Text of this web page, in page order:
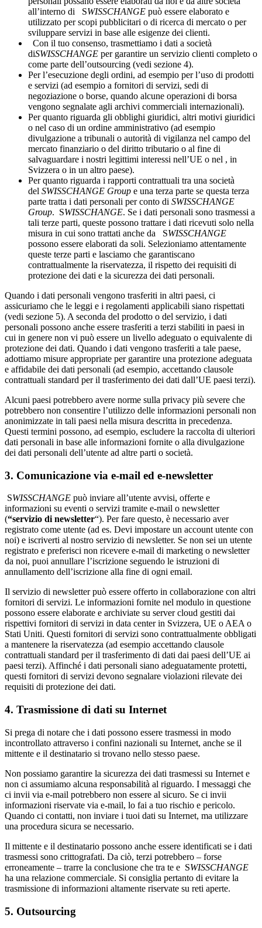
all’interno di SWISSCHANGE può essere elaborato e
utilizzato per scopi pubblicitari o di ricerca di mercato o per
sviluppare servizi in base alle esigenze dei clienti.
Con il tuo consenso, trasmettiamo i dati a società
diSWISSCHANGE per garantire un servizio clienti completo o
come parte dell’outsourcing (vedi sezione 4).
Per l’esecuzione degli ordini, ad esempio per l’uso di prodotti
e servizi (ad esempio a fornitori di servizi, sedi di
negoziazione o borse, quando alcune operazioni di borsa
vengono segnalate agli archivi commerciali internazionali).
Per quanto riguarda gli obblighi giuridici, altri motivi giuridici
o nel caso di un ordine amministrativo (ad esempio
divulgazione a tribunali o autorità di vigilanza nel campo del
mercato finanziario o del diritto tributario o al fine di
salvaguardare i nostri legittimi interessi nell’UE o nel , in
Svizzera o in un altro paese).
Per quanto riguarda i rapporti contrattuali tra una società
del SWISSCHANGE Group e una terza parte se questa terza
parte tratta i dati personali per conto di SWISSCHANGE
Group. SWISSCHANGE. Se i dati personali sono trasmessi a
tali terze parti, queste possono trattare i dati ricevuti solo nella
misura in cui sono trattati anche da SWISSCHANGE
possono essere elaborati da soli. Selezioniamo attentamente
queste terze parti e lasciamo che garantiscano
contrattualmente la riservatezza, il rispetto dei requisiti di
protezione dei dati e la sicurezza dei dati personali.
Quando i dati personali vengono trasferiti in altri paesi, ci
assicuriamo che le leggi e i regolamenti applicabili siano rispettati
(vedi sezione 5). A seconda del prodotto o del servizio, i dati
personali possono anche essere trasferiti a terzi stabiliti in paesi in
cui in genere non vi può essere un livello adeguato o equivalente di
protezione dei dati. Quando i dati vengono trasferiti a tale paese,
adottiamo misure appropriate per garantire una protezione adeguata
e affidabile dei dati personali (ad esempio, accettando clausole
contrattuali standard per il trasferimento dei dati dall’UE paesi terzi).
Alcuni paesi potrebbero avere norme sulla privacy più severe che
potrebbero non consentire l’utilizzo delle informazioni personali non
anonimizzate in tali paesi nella misura descritta in precedenza.
Questi termini possono, ad esempio, escludere la raccolta di ulteriori
dati personali in base alle informazioni fornite o alla divulgazione
dei dati personali dell’utente ad altre parti o società.
3. Comunicazione via e-mail ed e-newsletter
SWISSCHANGE può inviare all’utente avvisi, offerte e
informazioni su eventi o servizi tramite e-mail o newsletter
(“servizio di newsletter“). Per fare questo, è necessario aver
registrato come utente (ad es. Devi impostare un account utente con
noi) e iscriverti al nostro servizio di newsletter. Se non sei un utente
registrato e preferisci non ricevere e-mail di marketing o newsletter
da noi, puoi annullare l’iscrizione seguendo le istruzioni di
annullamento dell’iscrizione alla fine di ogni email.
Il servizio di newsletter può essere offerto in collaborazione con altri
fornitori di servizi. Le informazioni fornite nel modulo in questione
possono essere elaborate e archiviate su server cloud gestiti dai
rispettivi fornitori di servizi in data center in Svizzera, UE o AEA o
Stati Uniti. Questi fornitori di servizi sono contrattualmente obbligati
a mantenere la riservatezza (ad esempio accettando clausole
contrattuali standard per il trasferimento di dati dai paesi dell’UE ai
paesi terzi). Affinché i dati personali siano adeguatamente protetti,
questi fornitori di servizi devono segnalare violazioni rilevate dei
requisiti di protezione dei dati.
4. Trasmissione di dati su Internet
Si prega di notare che i dati possono essere trasmessi in modo
incontrollato attraverso i confini nazionali su Internet, anche se il
mittente e il destinatario si trovano nello stesso paese.
Non possiamo garantire la sicurezza dei dati trasmessi su Internet e
non ci assumiamo alcuna responsabilità al riguardo. I messaggi che
ci invii via e-mail potrebbero non essere al sicuro. Se ci invii
informazioni riservate via e-mail, lo fai a tuo rischio e pericolo.
Quando ci contatti, non inviare i tuoi dati su Internet, ma utilizzare
una procedura sicura se necessario.
Il mittente e il destinatario possono anche essere identificati se i dati
trasmessi sono crittografati. Da ciò, terzi potrebbero – forse
erroneamente – trarre la conclusione che tra te e SWISSCHANGE
ha una relazione commerciale. Si consiglia pertanto di evitare la
trasmissione di informazioni altamente riservate su reti aperte.
5. Outsourcing